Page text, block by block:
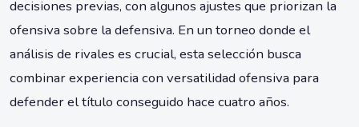
decisiones previas, con algunos ajustes que priorizan la
ofensiva sobre la defensiva. En un torneo donde el
análisis de rivales es crucial, esta selección busca
combinar experiencia con versatilidad ofensiva para
defender el título conseguido hace cuatro años.